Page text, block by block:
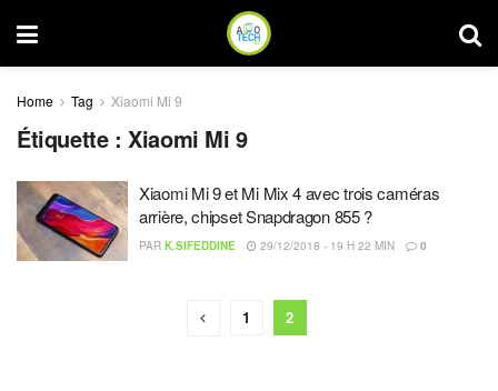
Home Tag Xiaomi Mi 9
Étiquette :Xiaomi Mi 9
Xiaomi Mi 9 et Mi Mix 4 avec trois caméras
arrière, chipset Snapdragon 855 ?
PAR K.SIFEDDINE 29/12/2018 - 19 H 22 MIN 0
1 2